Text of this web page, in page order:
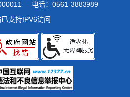
电话：0561-3883989
支持IPV6访问